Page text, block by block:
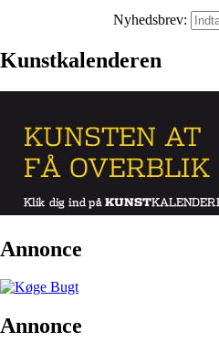
Nyhedsbrev:
Kunstkalenderen
Annonce
Annonce